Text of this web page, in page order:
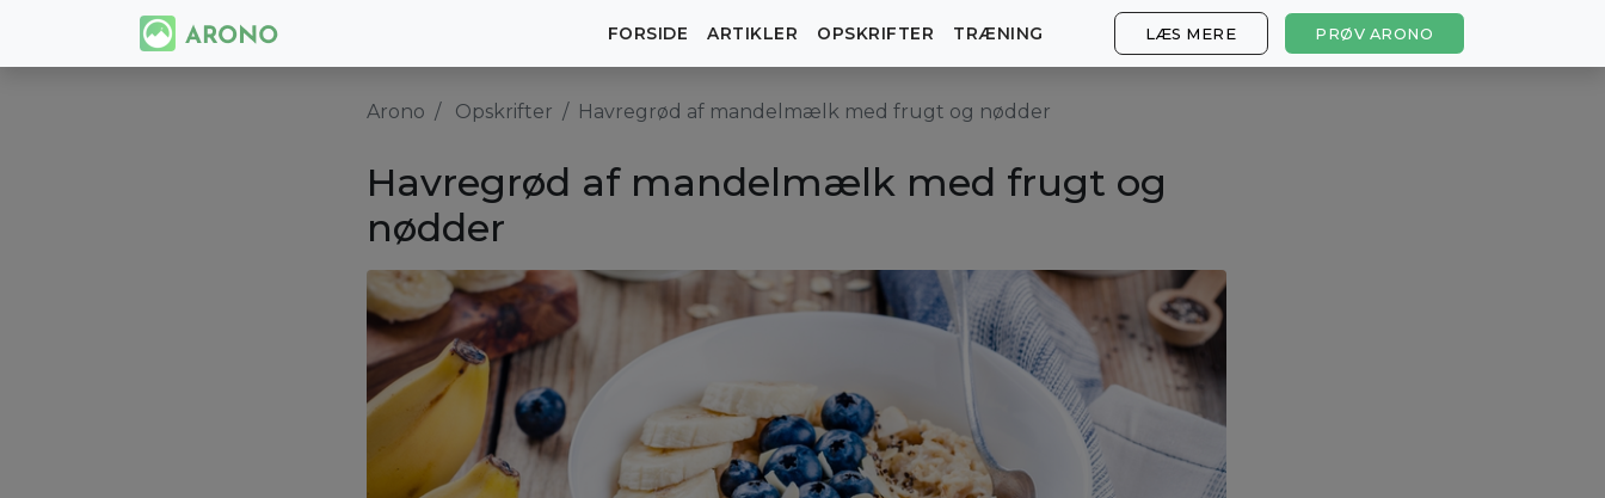
FORSIDE ARTIKLER OPSKRIFTER TRÆNING LÆS MERE PRØV ARONO
Arono Opskrifter Havregrød af mandelmælk med frugt og nødder
Havregrød af mandelmælk med frugt og
nødder